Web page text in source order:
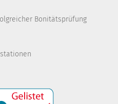
Bonitätsprüfung